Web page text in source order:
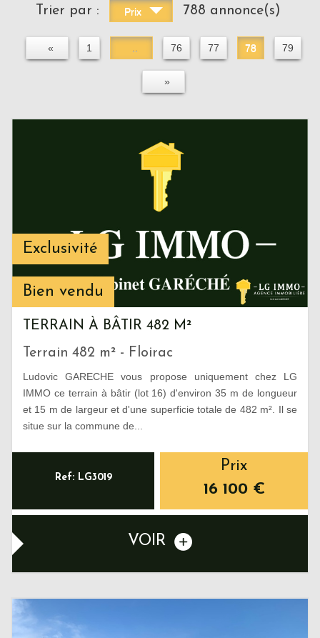
Trier par : Prix 788 annonce(s)
« 1 .. 76 77 78 79
»
Bien vendu
Exclusivité
TERRAIN À BÂTIR 482 M²
Terrain 482 m² - Floirac
Ludovic GARECHE vous propose uniquement chez LG
IMMO ce terrain à bâtir (lot 16) d'environ 35 m de longueur
et 15 m de largeur et d'une superficie totale de 482 m². Il se
situe sur la commune de...
Ref: LG3019
Prix
16 100 €
VOIR